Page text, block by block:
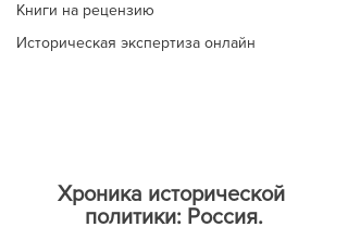
Книги на рецензию
Историческая экспертиза онлайн
Хроника исторической
политики: Россия.